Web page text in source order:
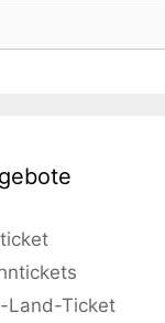
Land-Ticket